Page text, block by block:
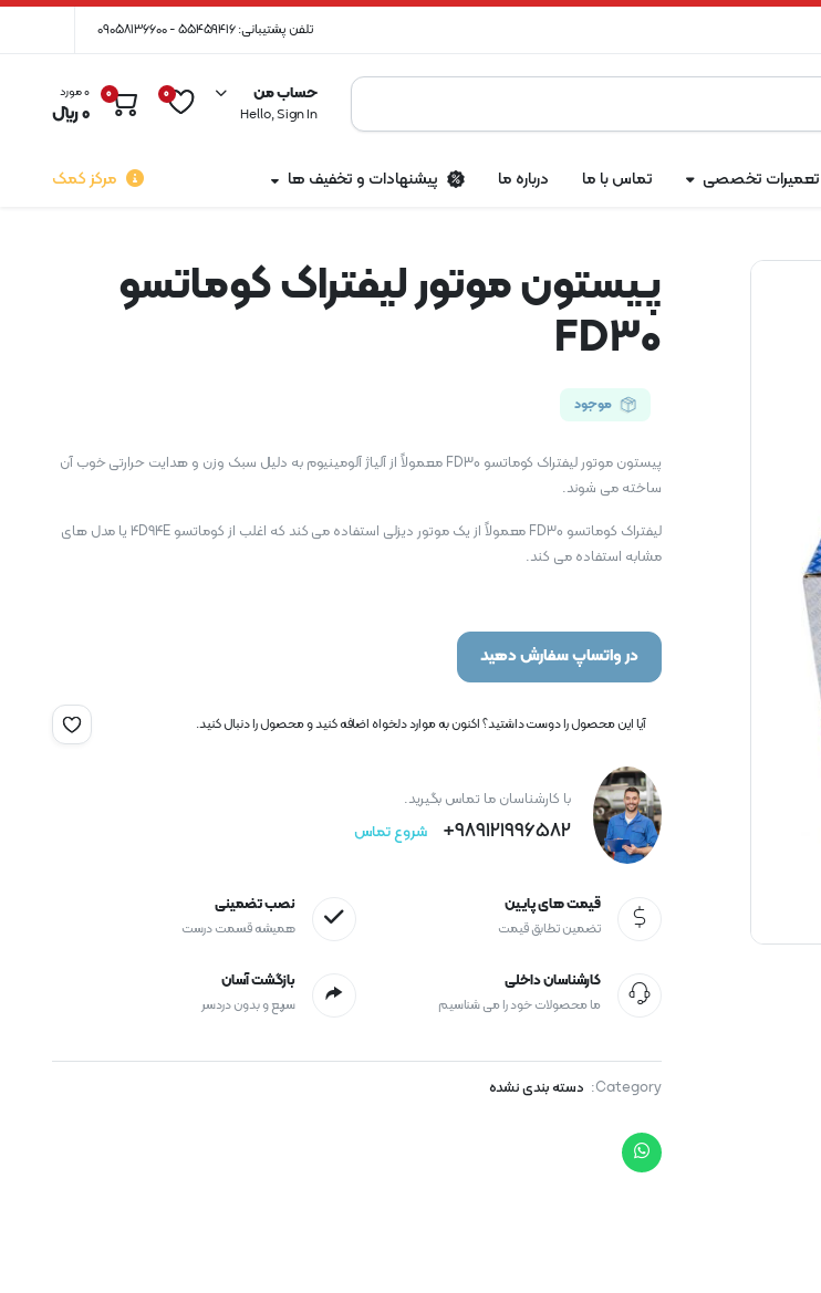
تلفن پشتیبانی: 55459416 - 09058136600
حساب من
Hello, Sign In
0
0 0 مورد
0﷼
تعمیرات تخصصی تماس با ما درباره ما پیشنهادات و تخفیف ها مرکز کمک
پیستون موتور لیفتراک کوماتسو
FD30
موجود
پیستون موتور لیفتراک کوماتسو FD30 معمولاً از آلیاژ آلومینیوم به دلیل سبک وزن و هدایت حرارتی خوب آن
ساخته می شوند.
لیفتراک کوماتسو FD30 معمولاً از یک موتور دیزلی استفاده می کند که اغلب از کوماتسو 4D94E یا مدل های
مشابه استفاده می کند.
در واتساپ سفارش دهید
آیا این محصول را دوست داشتید؟ اکنون به موارد دلخواه اضافه کنید و محصول را دنبال کنید.
با کارشناسان ما تماس بگیرید.
989121996582+ شروع تماس
قیمت های پایین
تضمین تطابق قیمت
نصب تضمینی
همیشه قسمت درست
کارشناسان داخلی
ما محصولات خود را می شناسیم
بازگشت آسان
سریع و بدون دردسر
Category: دسته بندی نشده